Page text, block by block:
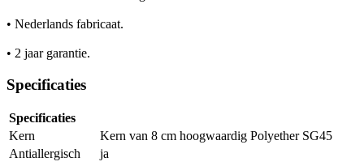
• Nederlands fabricaat.
• 2 jaar garantie.
Specificaties
Specificaties
Kern
Kern van 8 cm hoogwaardig Polyether SG45
Antiallergisch
ja